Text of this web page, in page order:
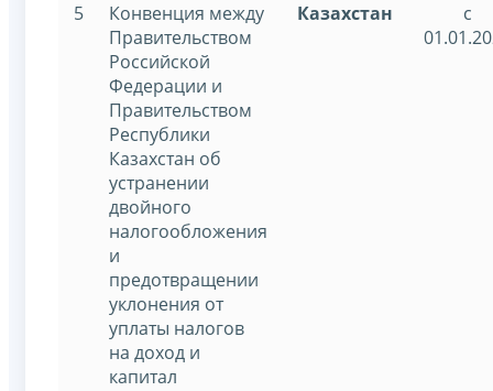
5
Конвенция между
Правительством
Российской
Федерации и
Правительством
Республики
Казахстан об
устранении
двойного
налогообложения
и
предотвращении
уклонения от
уплаты налогов
на доход и
капитал
Казахстан
с